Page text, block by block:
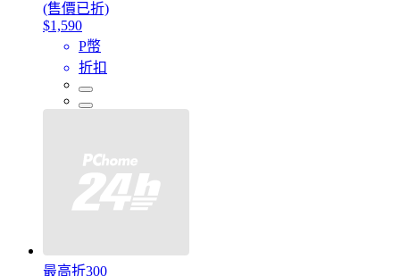
(售價已折)
$1,590
P幣
折扣
最高折300